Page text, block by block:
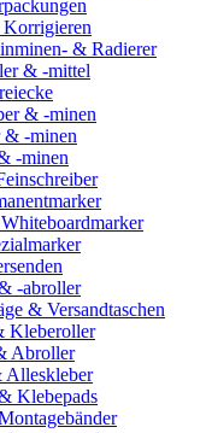
& Radierer
& -mittel
& -minen
& -minen
-minen
-abroller
& Versandtaschen
Kleberoller
Abroller
Alleskleber
Klebepads